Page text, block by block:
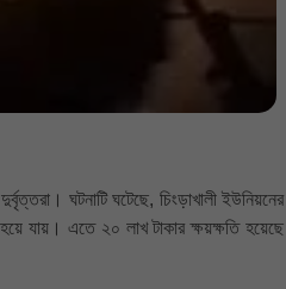
ঘটনাটি ঘটেছে, চিংড়াখালী ইউনিয়নের
যায়। এতে ২০ লাখ টাকার ক্ষয়ক্ষতি হয়েছে